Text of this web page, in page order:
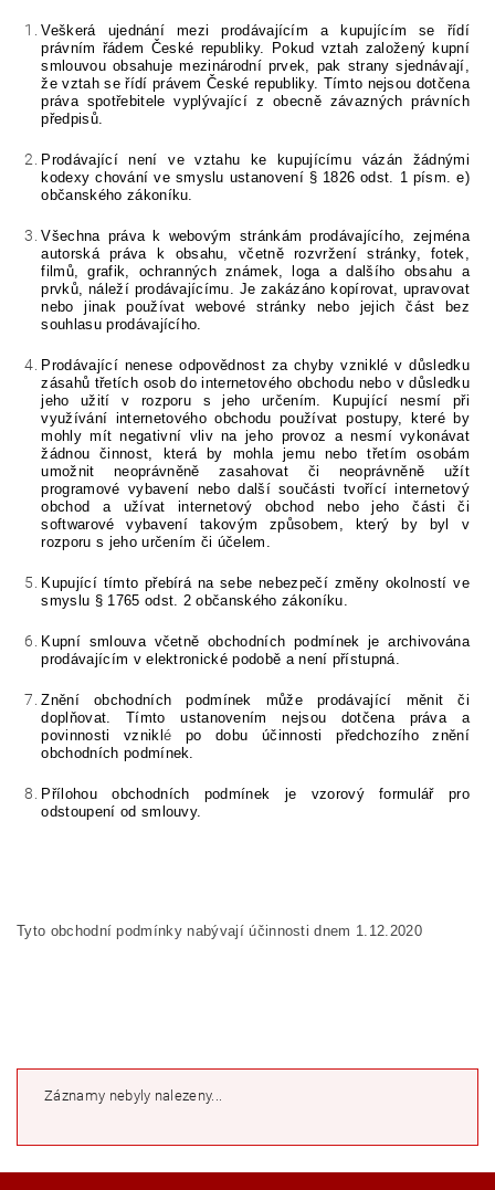
Veškerá ujednání mezi prodávajícím a kupujícím se řídí
právním řádem České republiky. Pokud vztah založený kupní
smlouvou obsahuje mezinárodní prvek, pak strany sjednávají,
že vztah se řídí právem České republiky. Tímto nejsou dotčena
práva spotřebitele vyplývající z obecně závazných právních
předpisů.
Prodávající není ve vztahu ke kupujícímu vázán žádnými
kodexy chování ve smyslu ustanovení § 1826 odst. 1 písm. e)
občanského zákoníku.
Všechna práva k webovým stránkám prodávajícího, zejména
autorská práva k obsahu, včetně rozvržení stránky, fotek,
filmů, grafik, ochranných známek, loga a dalšího obsahu a
prvků, náleží prodávajícímu. Je zakázáno kopírovat, upravovat
nebo jinak používat webové stránky nebo jejich část bez
souhlasu prodávajícího.
Prodávající nenese odpovědnost za chyby vzniklé v důsledku
zásahů třetích osob do internetového obchodu nebo v důsledku
jeho užití v rozporu s jeho určením. Kupující nesmí při
využívání internetového obchodu používat postupy, které by
mohly mít negativní vliv na jeho provoz a nesmí vykonávat
žádnou činnost, která by mohla jemu nebo třetím osobám
umožnit neoprávněně zasahovat či neoprávněně užít
programové vybavení nebo další součásti tvořící internetový
obchod a užívat internetový obchod nebo jeho části či
softwarové vybavení takovým způsobem, který by byl v
rozporu s jeho určením či účelem.
Kupující tímto přebírá na sebe nebezpečí změny okolností ve
smyslu § 1765 odst. 2 občanského zákoníku.
Kupní smlouva včetně obchodních podmínek je archivována
prodávajícím v elektronické podobě a není přístupná.
Znění obchodních podmínek může prodávající měnit či
doplňovat. Tímto ustanovením nejsou dotčena práva a
povinnosti vzniklé po dobu účinnosti předchozího znění
obchodních podmínek.
Přílohou obchodních podmínek je vzorový formulář pro
odstoupení od smlouvy.
Tyto obchodní podmínky nabývají účinnostidnem 1.12.2020
Záznamy nebyly nalezeny...